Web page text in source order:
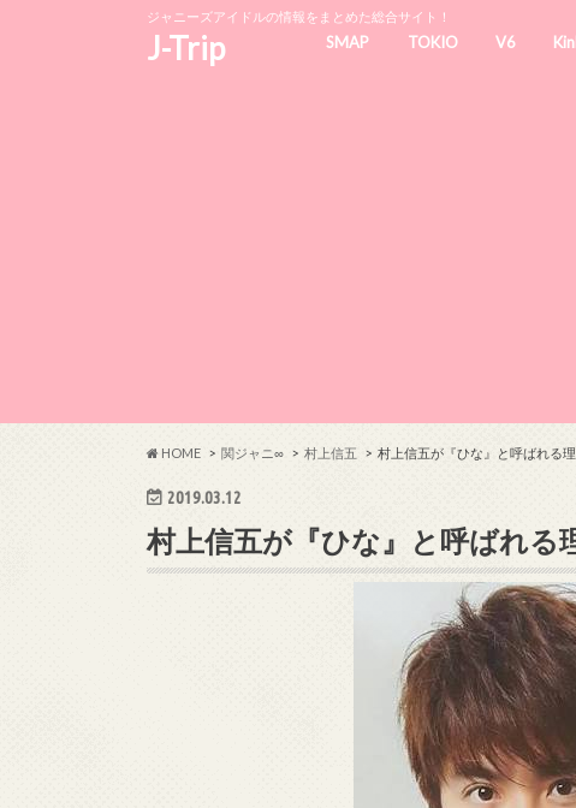
ジャニーズアイドルの情報をまとめた総合サイト！
J-Trip SMAP TOKIO V6
HOME 関ジャニ∞ 村上信五 村上信五が『ひな』と呼ばれる
2019.03.12
村上信五が『ひな』と呼ばれる